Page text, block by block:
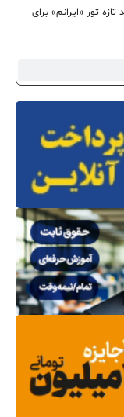
تور «ایرانم» برای